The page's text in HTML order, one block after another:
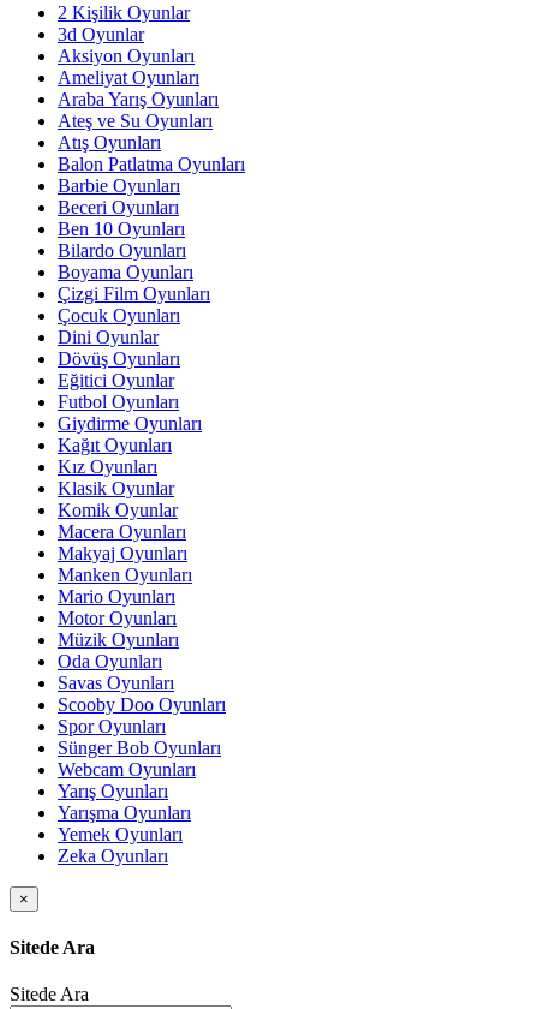
2 Kişilik Oyunlar
3d Oyunlar
Aksiyon Oyunları
Ameliyat Oyunları
Araba Yarış Oyunları
Ateş ve Su Oyunları
Atış Oyunları
Balon Patlatma Oyunları
Barbie Oyunları
Beceri Oyunları
Ben 10 Oyunları
Bilardo Oyunları
Boyama Oyunları
Çizgi Film Oyunları
Çocuk Oyunları
Dini Oyunlar
Dövüş Oyunları
Eğitici Oyunlar
Futbol Oyunları
Giydirme Oyunları
Kağıt Oyunları
Kız Oyunları
Klasik Oyunlar
Komik Oyunlar
Macera Oyunları
Makyaj Oyunları
Manken Oyunları
Mario Oyunları
Motor Oyunları
Müzik Oyunları
Oda Oyunları
Savas Oyunları
Scooby Doo Oyunları
Spor Oyunları
Sünger Bob Oyunları
Webcam Oyunları
Yarış Oyunları
Yarışma Oyunları
Yemek Oyunları
Zeka Oyunları
×
Sitede Ara
Sitede Ara